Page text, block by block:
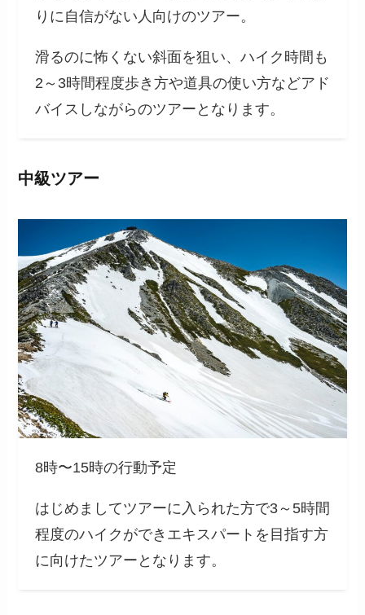
りに自信がない人向けのツアー。
滑るのに怖くない斜面を狙い、ハイク時間も
2～3時間程度歩き方や道具の使い方などアド
バイスしながらのツアーとなります。
中級ツアー
8時〜15時の行動予定
はじめましてツアーに入られた方で3～5時間
程度のハイクができエキスパートを目指す方
に向けたツアーとなります。